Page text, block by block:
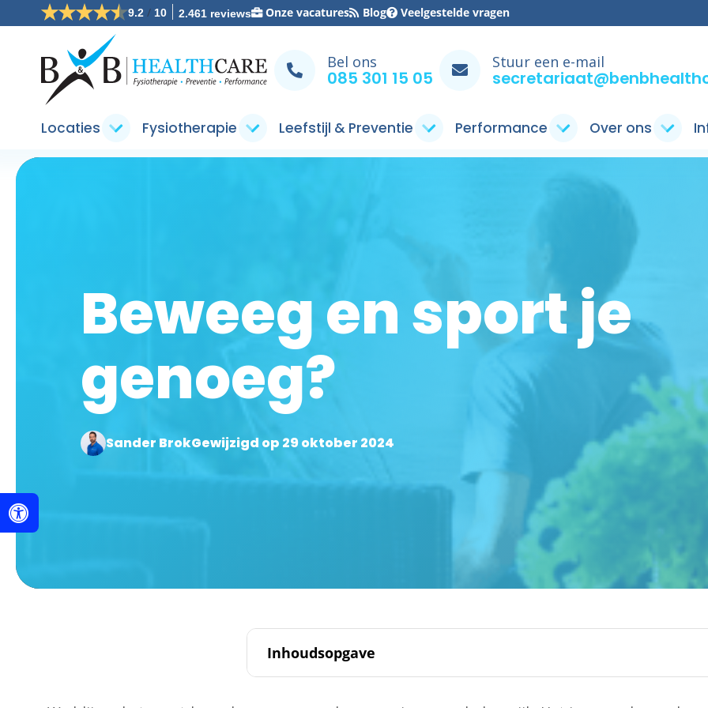
9.2 / 10 2.461 reviews Onze vacatures Blog Veelgestelde vragen
Bel ons
085 301 15 05
Stuur een e-mail
Locaties Fysiotherapie Leefstijl & Preventie Performance Over ons
Beweeg en sport je
genoeg?
Sander BrokGewijzigd op 29 oktober 2024
Inhoudsopgave